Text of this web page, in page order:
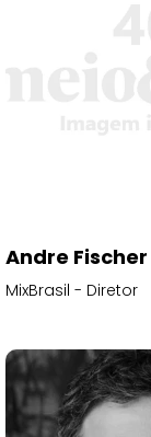
Andre Fischer
MixBrasil - Diretor